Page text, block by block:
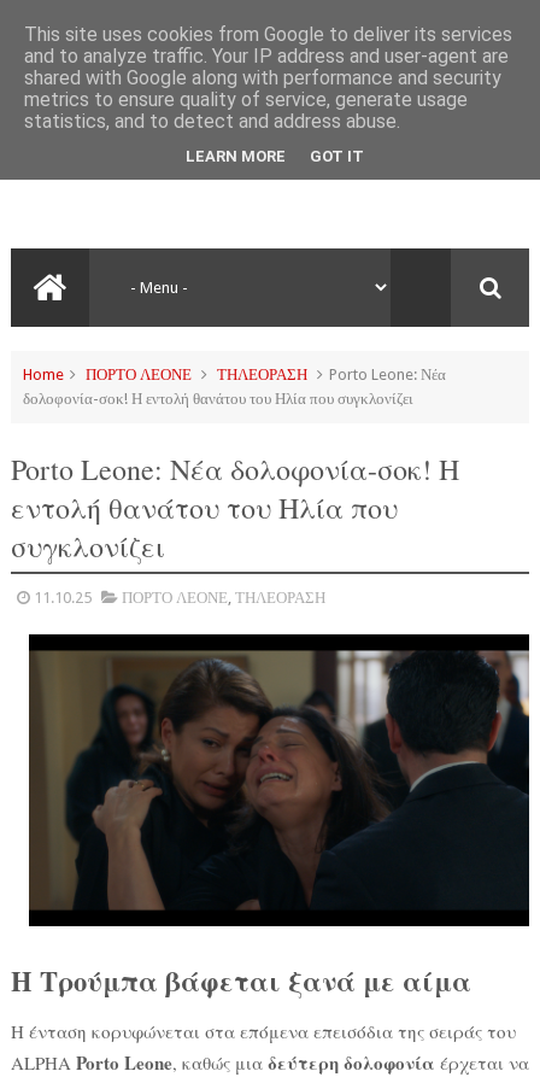
Home ΠΟΡΤΟ ΛΕΟΝΕ ΤΗΛΕΟΡΑΣΗ
Porto Leone: Νέα
δολοφονία-σοκ! Η εντολή θανάτου του Ηλία που συγκλονίζει
Porto Leone: Νέα δολοφονία-σοκ! Η
εντολή θανάτου του Ηλία που
συγκλονίζει
11.10.25 ΠΟΡΤΟ ΛΕΟΝΕ, ΤΗΛΕΟΡΑΣΗ
Η Τρούμπα βάφεται ξανά με αίμα
Η ένταση κορυφώνεται στα επόμενα επεισόδια της σειράς του
ALPHA Porto Leone, καθώς μια δεύτερη δολοφονία έρχεται να
This site uses cookies from Google to deliver its services
and to analyze traffic. Your IP address and user-agent are
shared with Google along with performance and security
metrics to ensure quality of service, generate usage
statistics, and to detect and address abuse.
LEARN MORE GOT IT